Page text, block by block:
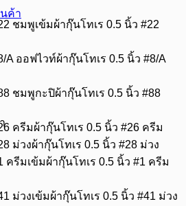
ค้า
ผ้ากุ๊นโทเร 0.5 นิ้ว #22
ผ้ากุ๊นโทเร 0.5 นิ้ว #8/A
ผ้ากุ๊นโทเร 0.5 นิ้ว #88
ผ้ากุ๊นโทเร 0.5 นิ้ว #26 ครีม
ผ้ากุ๊นโทเร 0.5 นิ้ว #28 ม่วง
ผ้ากุ๊นโทเร 0.5 นิ้ว #1 ครีม
ผ้ากุ๊นโทเร 0.5 นิ้ว #41 ม่วง